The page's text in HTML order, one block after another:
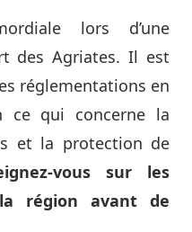
lors d’une
des Agriates. Il est
réglementations en
ce qui concerne la
et la protection de
vous sur les
région avant de